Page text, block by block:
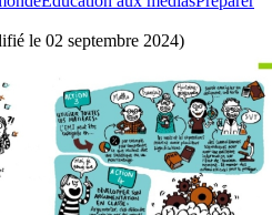
le 02 septembre 2024)